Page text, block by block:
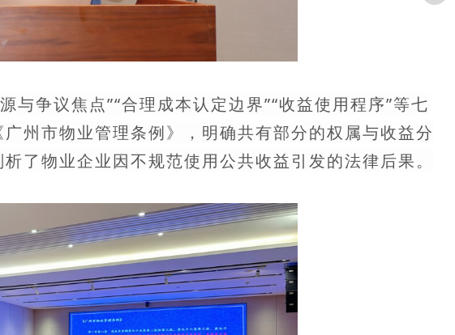
与争议焦点”“合理成本认定边界”“收益使用程序”等七
州市物业管理条例》，明确共有部分的权属与收益分
了物业企业因不规范使用公共收益引发的法律后果。